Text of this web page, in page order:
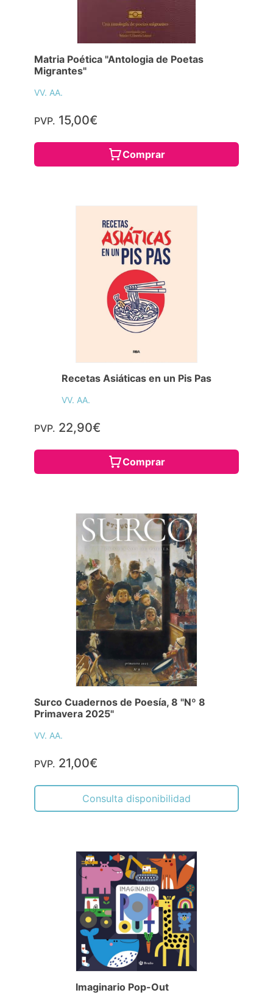
Matria Poética "Antologia de Poetas
Migrantes"
VV. AA.
PVP. 15,00€
Comprar
Recetas Asiáticas en un Pis Pas
VV. AA.
PVP. 22,90€
Comprar
Surco Cuadernos de Poesía, 8 "Nº 8
Primavera 2025"
VV. AA.
PVP. 21,00€
Consulta disponibilidad
Imaginario Pop-Out